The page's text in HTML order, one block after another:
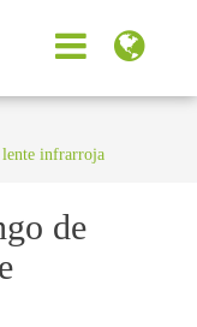
lente infrarroja
de